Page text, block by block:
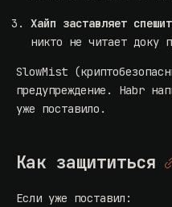
Хайп заставляет
никто не читает доку
SlowMist
предупреждение. Habr
уже поставило.
Как защититься
Если уже поставил: